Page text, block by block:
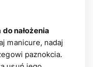
nałożenia
manicure, nadaj
paznokcia.